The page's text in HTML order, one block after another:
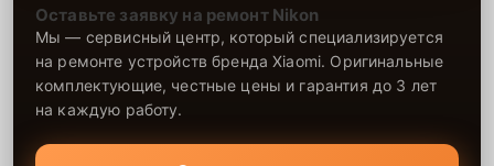
Оставьте заявку на ремонт Nikon
Мы — сервисный центр, который специализируется
на ремонте устройств бренда Xiaomi. Оригинальные
комплектующие, честные цены и гарантия до 3 лет
на каждую работу.